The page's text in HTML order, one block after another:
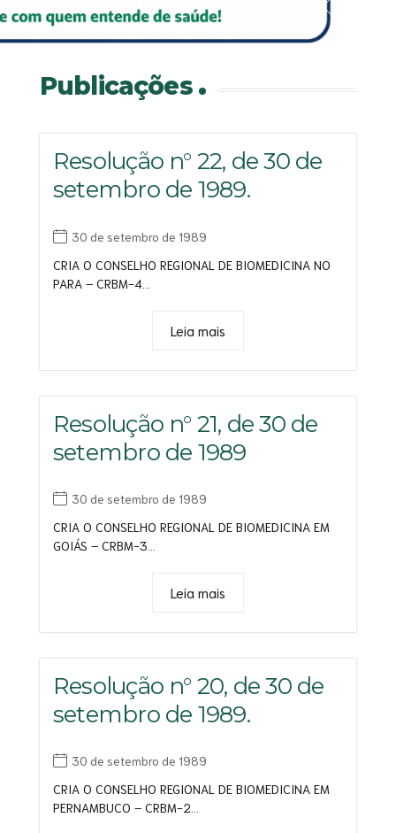
Saiba mais
Saiba mais
Saiba mais
Saiba mais
Publicações
Resolução n° 22, de 30 de
setembro de 1989.
30 de setembro de 1989
CRIA O CONSELHO REGIONAL DE BIOMEDICINA NO
PARA – CRBM-4...
Leia mais
Resolução n° 21, de 30 de
setembro de 1989
30 de setembro de 1989
CRIA O CONSELHO REGIONAL DE BIOMEDICINA EM
GOIÁS – CRBM-3...
Leia mais
Resolução n° 20, de 30 de
setembro de 1989.
30 de setembro de 1989
CRIA O CONSELHO REGIONAL DE BIOMEDICINA EM
PERNAMBUCO – CRBM-2...